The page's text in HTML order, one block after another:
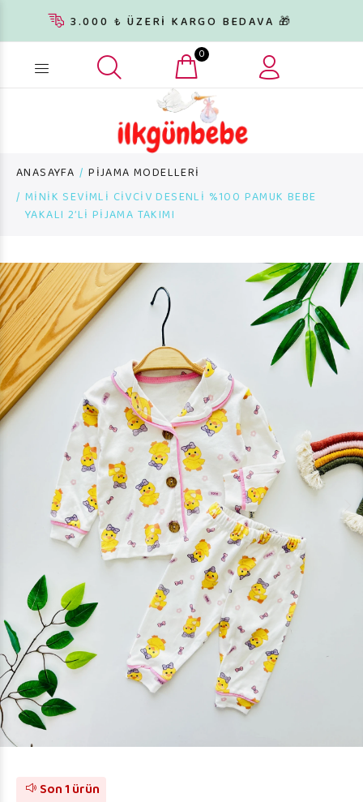
3.000 ₺ ÜZERİ KARGO BEDAVA 🎁
Ürün arama... 0
ANASAYFA
PİJAMA MODELLERİ
MİNİK SEVİMLİ CİVCİV DESENLİ %100 PAMUK BEBE
YAKALI 2’Lİ PİJAMA TAKIMI
Son 1 ürün